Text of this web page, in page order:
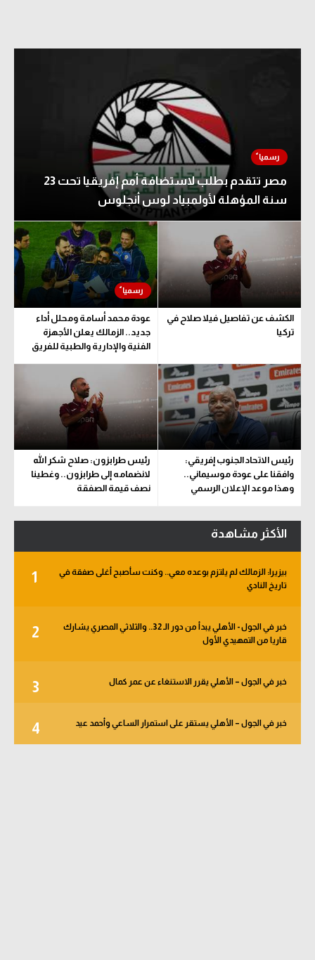
مصر تتقدم بطلب لاستضافة أمم إفريقيا تحت 23
سنة المؤهلة لأولمبياد لوس أنجلوس
الكشف عن تفاصيل فيلا صلاح في
تركيا
عودة محمد أسامة ومحلل أداء
جديد.. الزمالك يعلن الأجهزة
الفنية والإدارية والطبية للفريق
رئيس الاتحاد الجنوب إفريقي:
وافقنا على عودة موسيماني..
وهذا موعد الإعلان الرسمي
رئيس طرابزون: صلاح شكر الله
لانضمامه إلى طرابزون.. وغطينا
نصف قيمة الصفقة
الأكثر مشاهدة
1
بيزيرا: الزمالك لم يلتزم بوعده معي.. وكنت سأصبح أغلى صفقة في
تاريخ النادي
2
خبر في الجول - الأهلي يبدأ من دور الـ 32.. والثلاثي المصري يشارك
قاريا من التمهيدي الأول
3 خبر في الجول – الأهلي يقرر الاستنغاء عن عمر كمال
4 خبر في الجول – الأهلي يستقر على استمرار الساعي وأحمد عيد